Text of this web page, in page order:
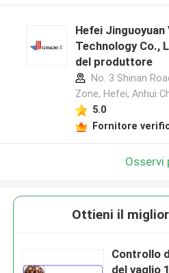
Hefei Jinguoyuan
Technology Co.,
del produttore
No. 3 Shinan
Zone, Hefei, Anhui
5.0
Fornitore
Osservi
Ottieni il
Controllo
del vaglio